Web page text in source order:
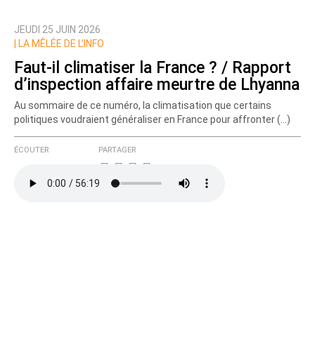
Nom
Courriel (non publié)
Ajoutez votre commentaire ici
JEUDI 25 JUIN 2026
LA MÊLÉE DE L’INFO
Faut-il climatiser la France ? / Rapport
d’inspection affaire meurtre de Lhyanna
Au sommaire de ce numéro, la climatisation que certains
politiques voudraient généraliser en France pour affronter (…)
ÉCOUTER PARTAGER